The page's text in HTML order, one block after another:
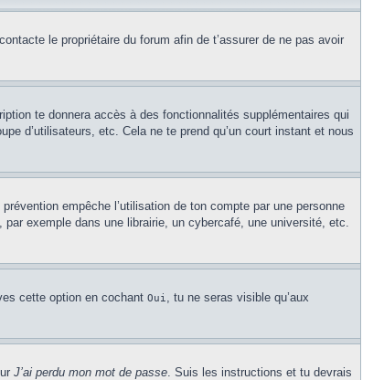
le propriétaire du forum afin de t’assurer de ne pas avoir
te donnera accès à des fonctionnalités supplémentaires qui
d’utilisateurs, etc. Cela ne te prend qu’un court instant et nous
empêche l’utilisation de ton compte par une personne
exemple dans une librairie, un cybercafé, une université, etc.
cette option en cochant Oui , tu ne seras visible qu’aux
J’ai perdu mon mot de passe. Suis les instructions et tu devrais